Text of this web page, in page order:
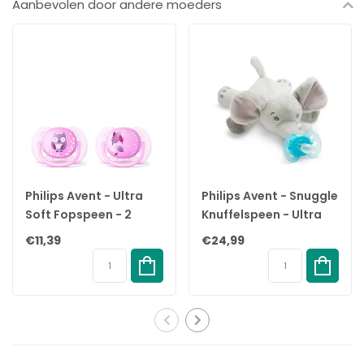
De ronde tepel bevordert een vergelijkbare tongplaatsing en
zuigtechniek bij het geven van borstvoeding, aangezien de
ronde vorm de zijkanten van de tong toestaat om omhoog te
komen en rond de tepel te vormen, net als tijdens het geven
van borstvoeding.
De speen is voorzien van een ventiel, waardoor lucht kan
ontsnappen wanneer de baby zich op de speen sluit. Dit
ventiel naar buiten wordt geduwd, waardoor de tepel plat
wordt en zich op natuurlijke wijze vormt naar de mondholte van
de baby.
Het ventiel is ook de reden waarom er na reiniging en sterilisatie
water in de nippel kan komen. Als dit het geval is, knijp je
Aanbevolen door andere moeders
Philips Avent - Ultra
Soft Fopspeen - 2
Stuks - 0-6 Maanden -
Paars
€11,39
Philips Avent - Snuggle
Knuffelspeen - Ultra
Soft Olifant - 0/6
maanden
€24,99